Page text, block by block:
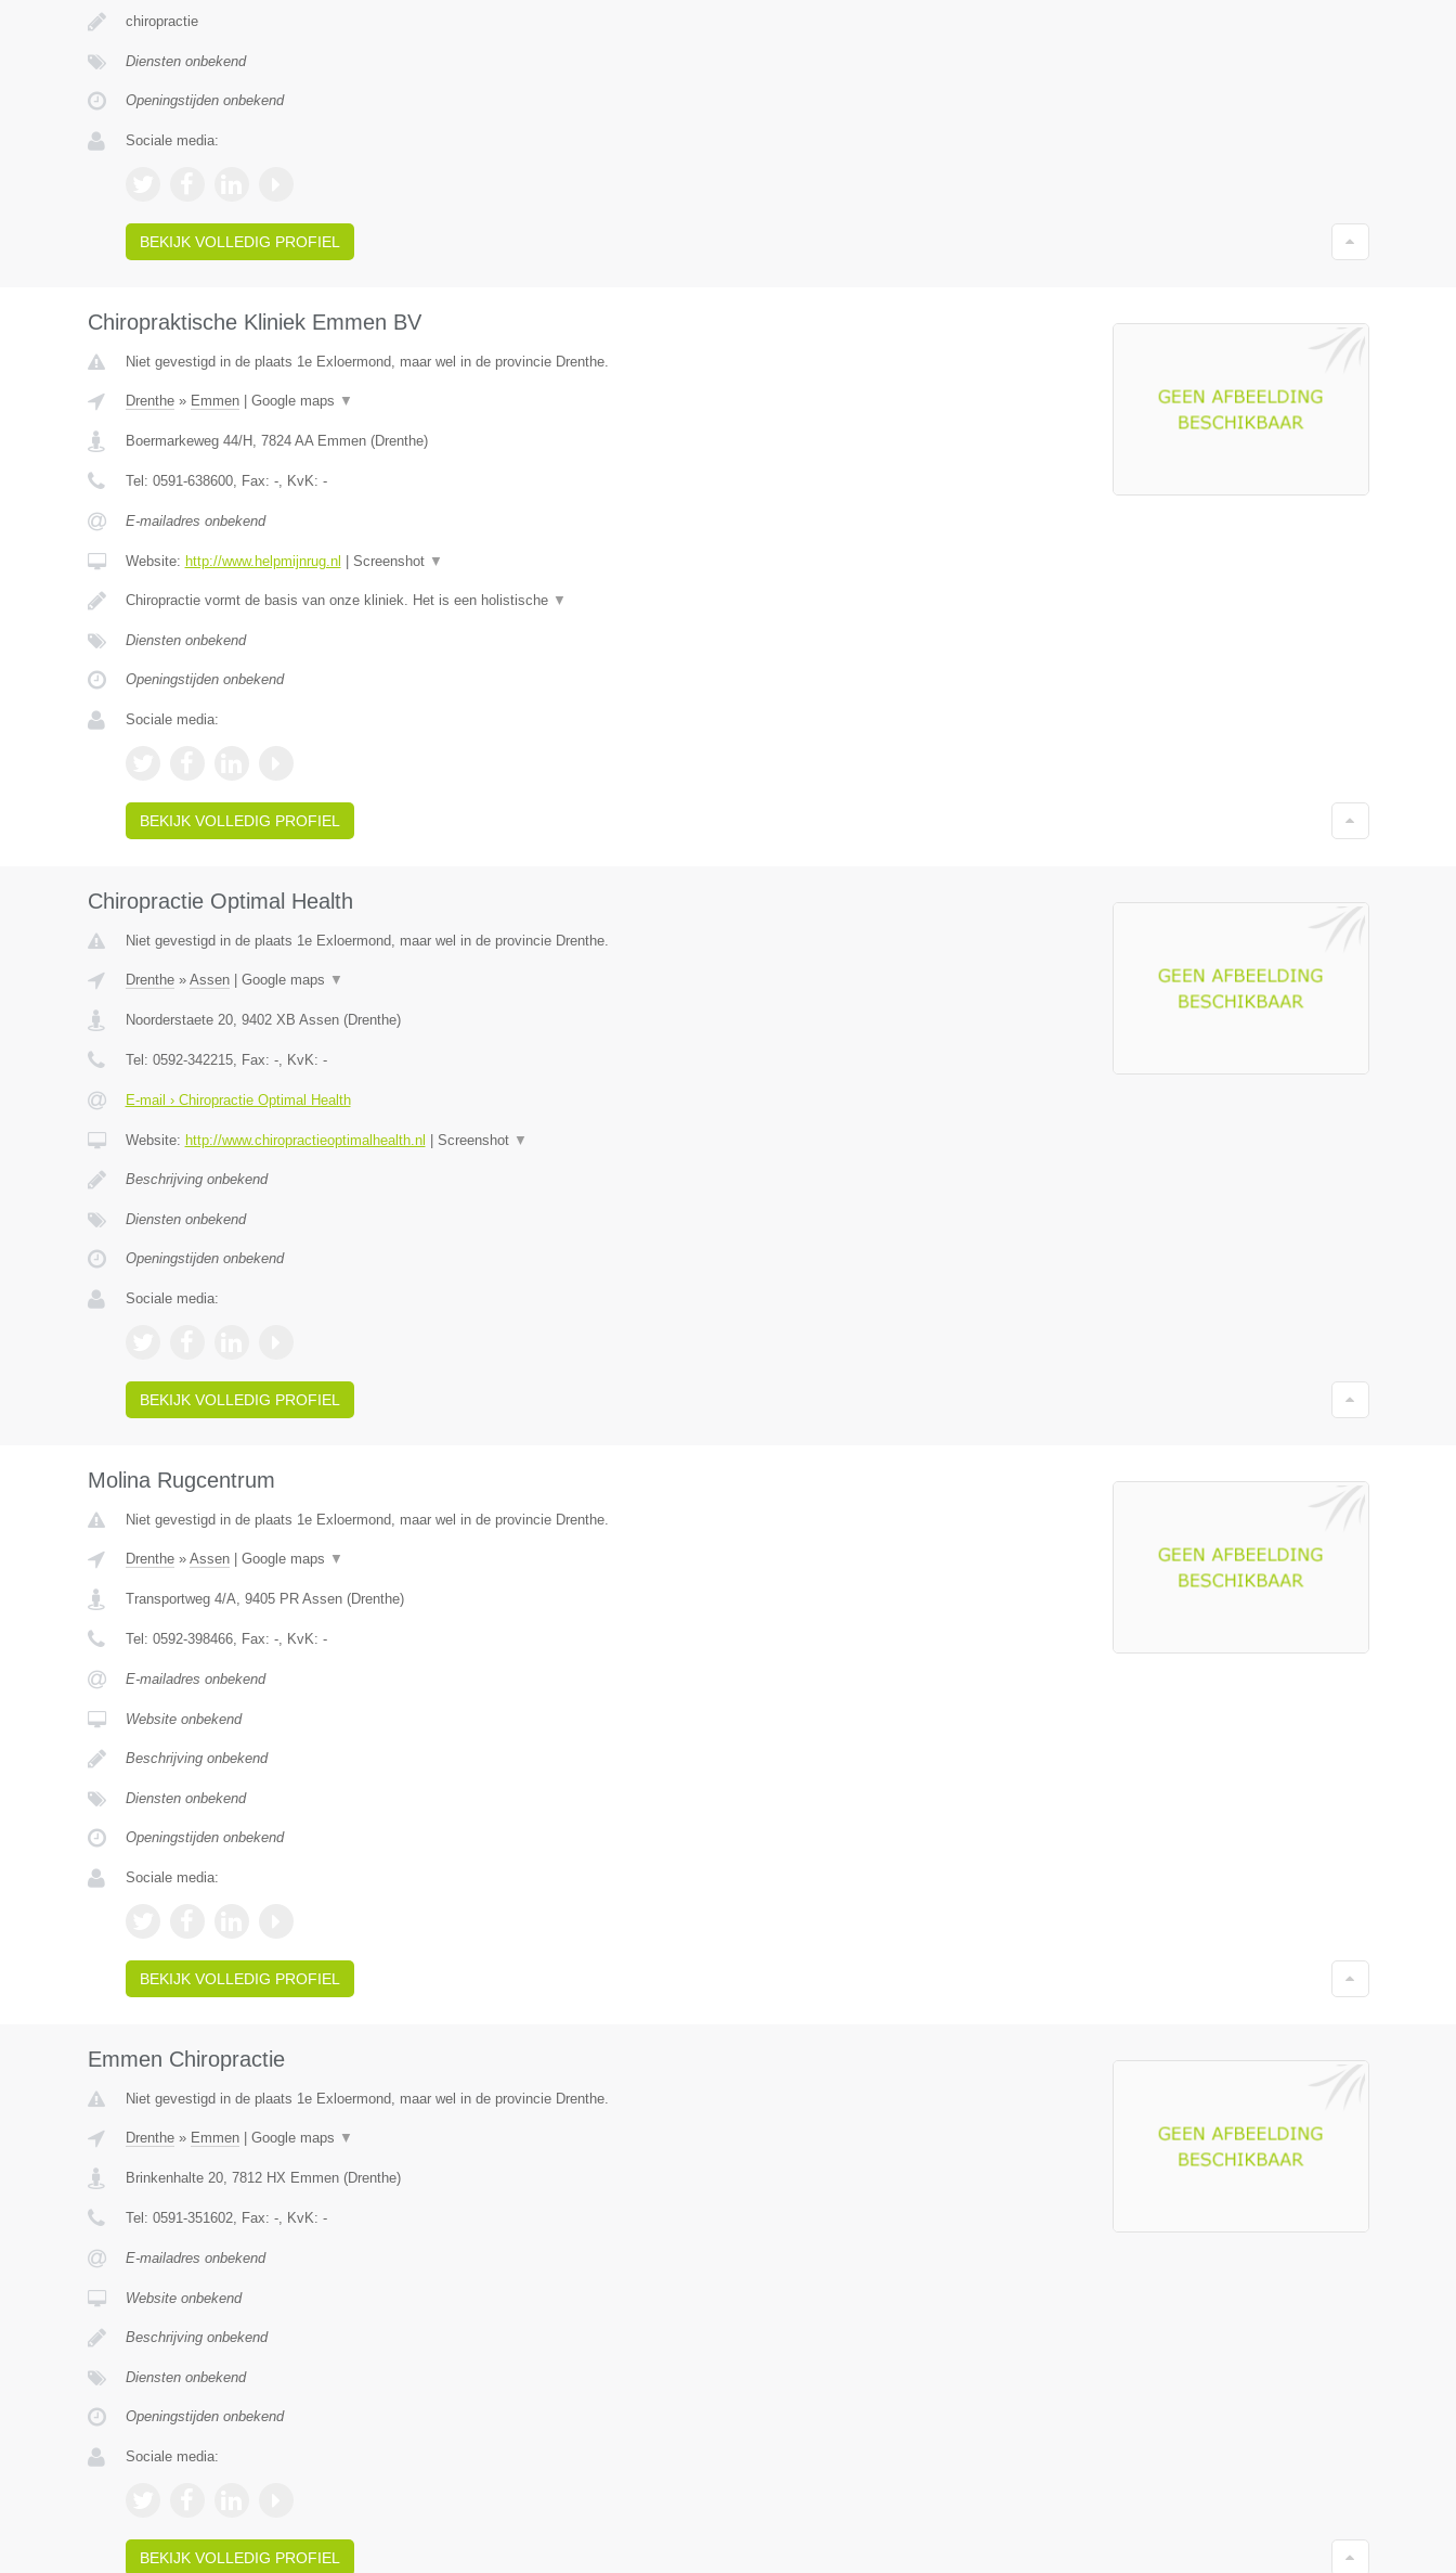
chiropractie
Diensten onbekend
Openingstijden onbekend
Sociale media:
BEKIJK VOLLEDIG PROFIEL
Chiropraktische Kliniek Emmen BV
Niet gevestigd in de plaats 1e Exloermond, maar wel in de provincie Drenthe.
Drenthe» Emmen| Google maps ▼
Boermarkeweg 44/H , 7824 AA Emmen(Drenthe)
Tel: 0591-638600, Fax: -, KvK: -
E-mailadres onbekend
Website: http://www.helpmijnrug.nl Screenshot ▼
Chiropractie vormt de basis van onze kliniek. Het is een holistische ▼
Diensten onbekend
Openingstijden onbekend
Sociale media:
BEKIJK VOLLEDIG PROFIEL
Chiropractie Optimal Health
Niet gevestigd in de plaats 1e Exloermond, maar wel in de provincie Drenthe.
Drenthe» Assen| Google maps ▼
Noorderstaete 20, 9402 XB Assen(Drenthe)
Tel: 0592-342215, Fax: -, KvK: -
E-mail › Chiropractie Optimal Health
Website: http://www.chiropractieoptimalhealth.nl Screenshot ▼
Beschrijving onbekend
Diensten onbekend
Openingstijden onbekend
Sociale media:
BEKIJK VOLLEDIG PROFIEL
Molina Rugcentrum
Niet gevestigd in de plaats 1e Exloermond, maar wel in de provincie Drenthe.
Drenthe» Assen| Google maps ▼
Transportweg 4/A, 9405 PR Assen(Drenthe)
Tel: 0592-398466, Fax: -, KvK: -
E-mailadres onbekend
Website onbekend
Beschrijving onbekend
Diensten onbekend
Openingstijden onbekend
Sociale media:
BEKIJK VOLLEDIG PROFIEL
Emmen Chiropractie
Niet gevestigd in de plaats 1e Exloermond, maar wel in de provincie Drenthe.
Drenthe» Emmen| Google maps ▼
Brinkenhalte 20, 7812 HX Emmen(Drenthe)
Tel: 0591-351602, Fax: -, KvK: -
E-mailadres onbekend
Website onbekend
Beschrijving onbekend
Diensten onbekend
Openingstijden onbekend
Sociale media:
BEKIJK VOLLEDIG PROFIEL